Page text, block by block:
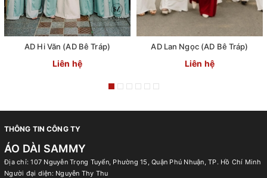
AD Hi Văn (AD Bê Tráp)
Liên hệ
AD Lan Ngọc (AD Bê Tráp)
Liên hệ
THÔNG TIN CÔNG TY
ÁO DÀI SAMMY
Địa chỉ: 107 Nguyễn Trọng Tuyển, Phường 15, Quận Phú Nhuận, TP. Hồ Chí Minh
Người đại diện: Nguyễn Thy Thu